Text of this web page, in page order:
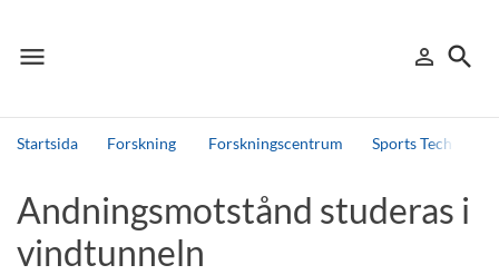
menu
Meny person_outline
Logga in
search
Sök
Startsida Forskning Forskningscentrum Sports Tech
Andra söktjänster
Detta är vår testmiljö - endast testdata
Andningsmotstånd studeras i
vindtunneln